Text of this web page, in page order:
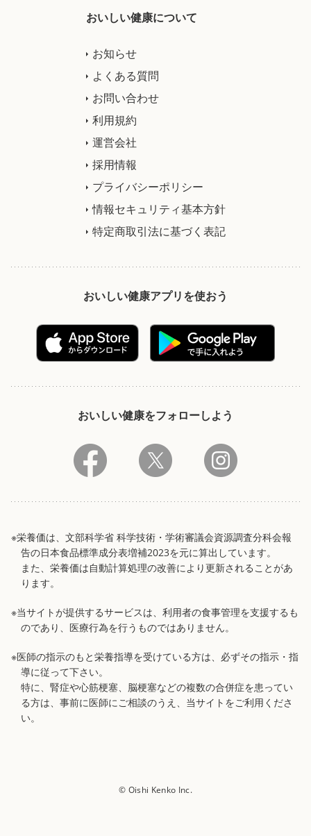
おいしい健康について
お知らせ
よくある質問
お問い合わせ
利用規約
運営会社
採用情報
プライバシーポリシー
情報セキュリティ基本方針
特定商取引法に基づく表記
おいしい健康アプリを使おう
おいしい健康をフォローしよう
※栄養価は、文部科学省 科学技術・学術審議会資源調査分科会報
告の日本食品標準成分表増補2023を元に算出しています。
また、栄養価は自動計算処理の改善により更新されることがあ
ります。
※当サイトが提供するサービスは、利用者の食事管理を支援するも
のであり、医療行為を行うものではありません。
※医師の指示のもと栄養指導を受けている方は、必ずその指示・指
導に従って下さい。
特に、腎症や心筋梗塞、脳梗塞などの複数の合併症を患ってい
る方は、事前に医師にご相談のうえ、当サイトをご利用くださ
い。
© Oishi Kenko Inc.